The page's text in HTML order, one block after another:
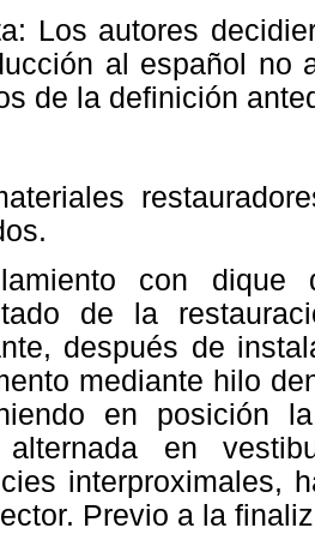
Los autores
al español no
de la definición
con dique
de la
después de
mediante hilo
en posición
alternada en
interproximales,
Previo a la